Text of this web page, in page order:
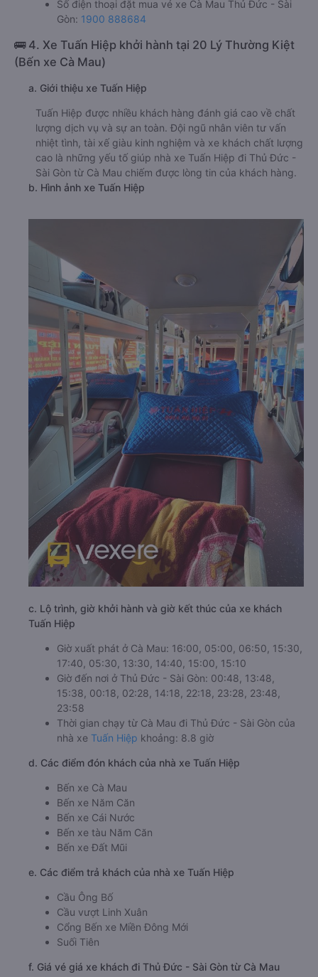
Số điện thoại đặt mua vé xe Cà Mau Thủ Đức - Sài
Gòn: 1900 888684
🚌 4. Xe Tuấn Hiệp khởi hành tại 20 Lý Thường Kiệt
(Bến xe Cà Mau)
a. Giới thiệu xe Tuấn Hiệp
Tuấn Hiệp được nhiều khách hàng đánh giá cao về chất
lượng dịch vụ và sự an toàn. Đội ngũ nhân viên tư vấn
nhiệt tình, tài xế giàu kinh nghiệm và xe khách chất lượng
cao là những yếu tố giúp nhà xe Tuấn Hiệp đi Thủ Đức -
Sài Gòn từ Cà Mau chiếm được lòng tin của khách hàng.
b. Hình ảnh xe Tuấn Hiệp
c. Lộ trình, giờ khởi hành và giờ kết thúc của xe khách
Tuấn Hiệp
Giờ xuất phát ở Cà Mau: 16:00, 05:00, 06:50, 15:30,
17:40, 05:30, 13:30, 14:40, 15:00, 15:10
Giờ đến nơi ở Thủ Đức - Sài Gòn: 00:48, 13:48,
15:38, 00:18, 02:28, 14:18, 22:18, 23:28, 23:48,
23:58
Thời gian chạy từ Cà Mau đi Thủ Đức - Sài Gòn của
nhà xe Tuấn Hiệp khoảng: 8.8 giờ
d. Các điểm đón khách của nhà xe Tuấn Hiệp
Bến xe Cà Mau
Bến xe Năm Căn
Bến xe Cái Nước
Bến xe tàu Năm Căn
Bến xe Đất Mũi
e. Các điểm trả khách của nhà xe Tuấn Hiệp
Cầu Ông Bố
Cầu vượt Linh Xuân
Cổng Bến xe Miền Đông Mới
Suối Tiên
f. Giá vé giá xe khách đi Thủ Đức - Sài Gòn từ Cà Mau